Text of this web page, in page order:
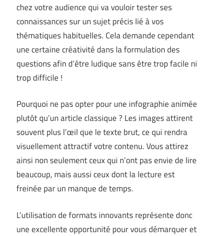
chez votre audience qui va vouloir tester ses
connaissances sur un sujet précis lié à vos
thématiques habituelles. Cela demande cependant
une certaine créativité dans la formulation des
questions afin d’être ludique sans être trop facile ni
trop difficile !
Pourquoi ne pas opter pour une infographie animée
plutôt qu’un article classique ? Les images attirent
souvent plus l’œil que le texte brut, ce qui rendra
visuellement attractif votre contenu. Vous attirez
ainsi non seulement ceux qui n’ont pas envie de lire
beaucoup, mais aussi ceux dont la lecture est
freinée par un manque de temps.
L’utilisation de formats innovants représente donc
une excellente opportunité pour vous démarquer et